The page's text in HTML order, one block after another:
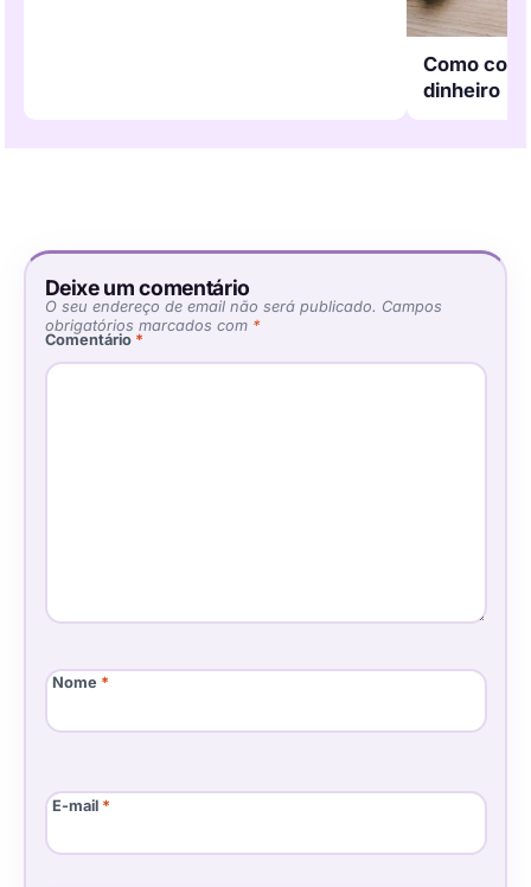
Como
dinheiro
Deixe um comentário
O seu endereço de email não será publicado. Campos
obrigatórios marcados com *
Comentário *
Nome *
E-mail *